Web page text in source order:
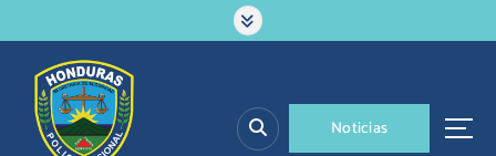
a
Noticias